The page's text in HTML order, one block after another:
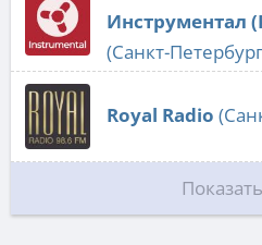
Инструментал
(Санкт-
Royal Radio